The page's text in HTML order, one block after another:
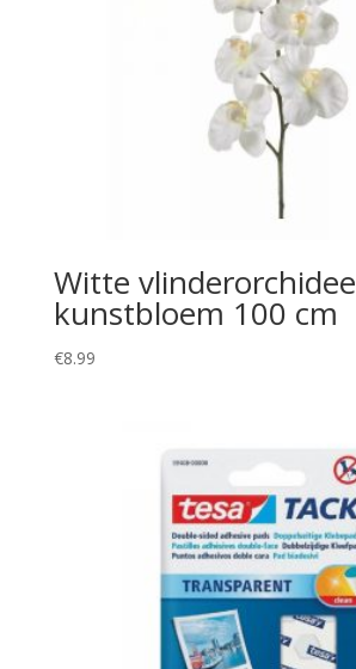
Witte vlinderorchidee
kunstbloem 100 cm
€8.99